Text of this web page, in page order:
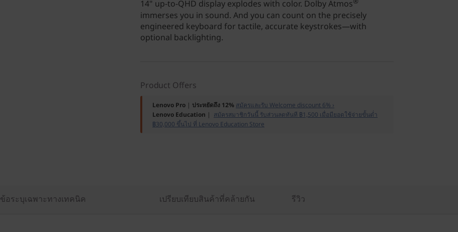
14" up-to-QHD display explodes with color. Dolby Atmos
immerses you in sound. And you can count on the precisely
engineered keyboard for tactile, accurate keystrokes—with
optional backlighting.
Product Offers
Lenovo Pro | ประหยัดถึง 12% สมัครและรับ Welcome discount 6% ›
Lenovo Education | สมัครสมาชิกวันนี้ รับส่วนลดทันที ฿1,500 เมื่อมียอดใช้จ่ายขั้นต่ำ
฿30,000 ขึ้นไป ที่ Lenovo Education Store
ข้อระบุเฉพาะทางเทคนิค เปรียบเทียบสินค้าที่คล้ายกัน รีวิว